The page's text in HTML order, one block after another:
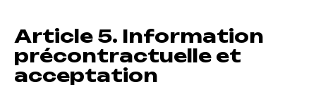
Article 5. Information
précontractuelle et
acceptation